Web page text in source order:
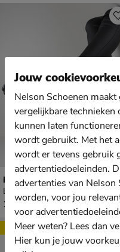
New Balance 327
Lage sneakers - zwart
€ 129,99
129,99
Sale
Jouw
Nelson Schoenen
vergelijkbare
kunnen laten
wordt gebruikt. Met het
wordt er tevens gebruik
advertentiedoeleinden.
advertenties van Nelson
worden, voor jou
voor
Meer weten? Lees dan
Hier kun je jouw